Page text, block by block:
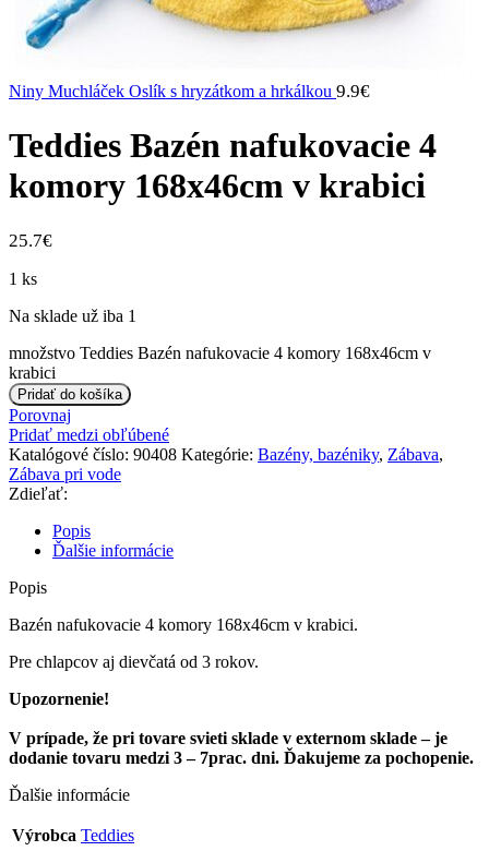
Niny Muchláček Oslík s hryzátkom a hrkálkou 9.9€
Teddies Bazén nafukovacie 4
komory 168x46cm v krabici
25.7€
1 ks
Na sklade už iba 1
množstvo Teddies Bazén nafukovacie 4 komory 168x46cm v
krabici
Pridať do košíka
Porovnaj
Pridať medzi obľúbené
Katalógové číslo: 90408 Kategórie: Bazény, bazéniky, Zábava,
Zábava pri vode
Zdieľať:
Popis
Ďalšie informácie
Popis
Bazén nafukovacie 4 komory 168x46cm v krabici.
Pre chlapcov aj dievčatá od 3 rokov.
Upozornenie!
V prípade, že pri tovare svieti sklade v externom sklade – je
dodanie tovaru medzi 3 – 7prac. dni. Ďakujeme za pochopenie.
Ďalšie informácie
Výrobca Teddies